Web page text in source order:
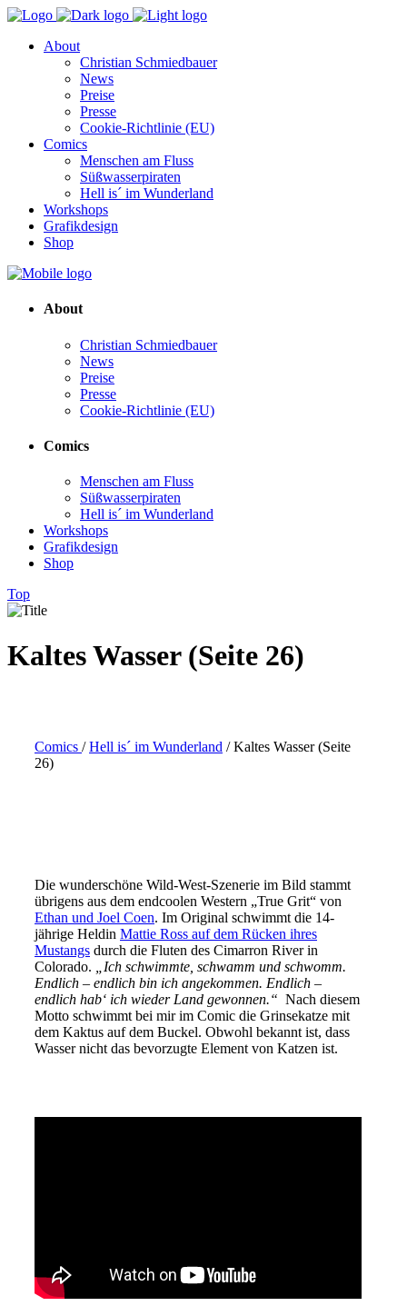
About
Christian Schmiedbauer
News
Preise
Presse
Cookie-Richtlinie (EU)
Comics
Menschen am Fluss
Süßwasserpiraten
Hell is´ im Wunderland
Workshops
Grafikdesign
Shop
About
Christian Schmiedbauer
News
Preise
Presse
Cookie-Richtlinie (EU)
Comics
Menschen am Fluss
Süßwasserpiraten
Hell is´ im Wunderland
Workshops
Grafikdesign
Shop
Top
Kaltes Wasser (Seite 26)
Comics /Hell is´ im Wunderland /Kaltes Wasser (Seite
26)
Die wunderschöne Wild-West-Szenerie im Bild stammt
übrigens aus dem endcoolen Western „True Grit“ von
Ethan und Joel Coen. Im Original schwimmt die 14-
jährige Heldin Mattie Ross auf dem Rücken ihres
Mustangs durch die Fluten des Cimarron River in
Colorado.
„Ich schwimmte, schwamm und schwomm.
Endlich – endlich bin ich angekommen. Endlich –
endlich hab‘ ich wieder Land gewonnen.“ Nach diesem
Motto schwimmt bei mir im Comic die Grinsekatze mit
dem Kaktus auf dem Buckel. Obwohl bekannt ist, dass
Wasser nicht das bevorzugte Element von Katzen ist.